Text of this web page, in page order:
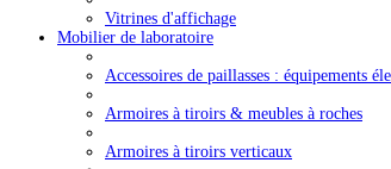
Vitrines d'affichage
Mobilier de laboratoire
Accessoires de paillasses : équipements
Armoires à tiroirs & meubles à roches
Armoires à tiroirs verticaux